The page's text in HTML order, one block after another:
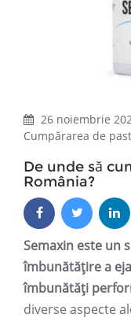
26 noiembrie
Cumpărarea de
De unde să
România?
Semaxin este un
îmbunătățire a
îmbunătăți
diverse aspecte